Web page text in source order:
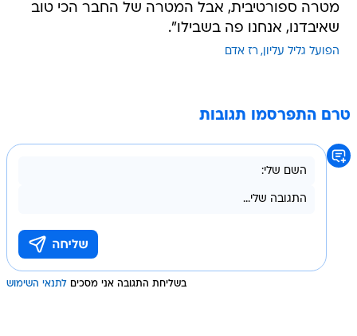
מטרה ספורטיבית, אבל המטרה של החבר הכי טוב
שאיבדנו, אנחנו פה בשבילו".
הפועל גליל עליון רז אדם
טרם התפרסמו תגובות
בשליחת התגובה אני מסכים לתנאי השימוש